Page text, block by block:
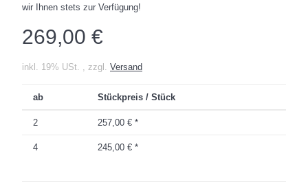
wir Ihnen stets zur Verfügung!
269,00 €
inkl. 19% USt. , zzgl. Versand
ab Stückpreis / Stück
2 257,00 € *
4 245,00 € *